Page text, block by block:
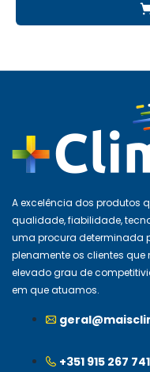
A excelência dos produtos
qualidade, fiabilidade,
uma procura determinada
plenamente os clientes
elevado grau de
em que atuamos.
+351 915 267 741